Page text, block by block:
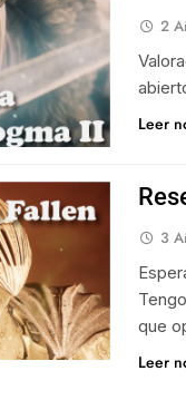
2
Leer
3
que
Leer